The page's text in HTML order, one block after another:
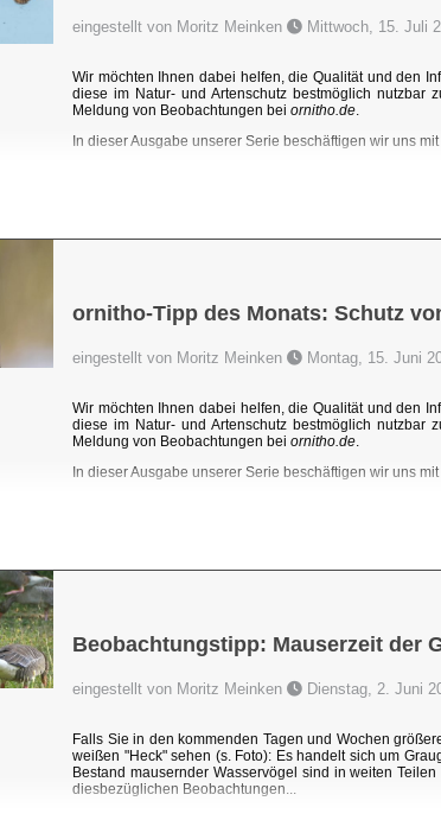
eingestellt von Moritz Meinken Mittwoch, 15. Juli
Wir möchten Ihnen dabei helfen, die Qualität und den
diese im Natur- und Artenschutz bestmöglich nutzbar
Meldung von Beobachtungen bei ornitho.de
In dieser Ausgabe unserer Serie beschäftigen wir uns mit
ornitho-Tipp des Monats: Schutz
eingestellt von Moritz Meinken Montag, 15. Juni
Wir möchten Ihnen dabei helfen, die Qualität und den
diese im Natur- und Artenschutz bestmöglich nutzbar
Meldung von Beobachtungen bei ornitho.de
In dieser Ausgabe unserer Serie beschäftigen wir uns
Beobachtungstipp: Mauserzeit der
eingestellt von Moritz Meinken Dienstag, 2. Juni
Falls Sie in den kommenden Tagen und Wochen
weißen "Heck" sehen (s. Foto): Es handelt sich um
Bestand mausernder Wasservögel sind in weiten
diesbezüglichen Beobachtungen...